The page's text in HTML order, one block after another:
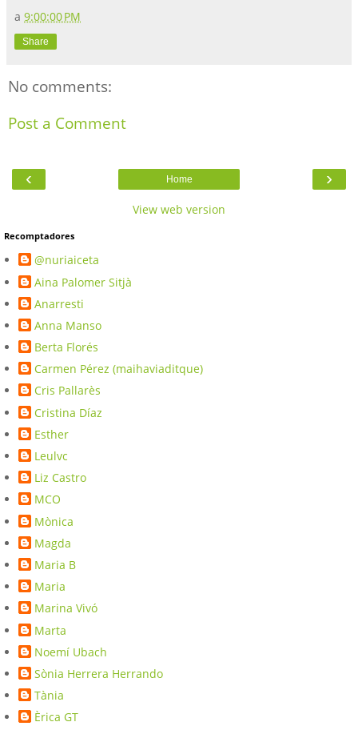
a 9:00:00 PM
Share
No comments:
Post a Comment
‹ ›
Home
View web version
Recomptadores
@nuriaiceta
Aina Palomer Sitjà
Anarresti
Anna Manso
Berta Florés
Carmen Pérez (maihaviaditque)
Cris Pallarès
Cristina Díaz
Esther
Leulvc
Liz Castro
MCO
Mònica
Magda
Maria B
Maria
Marina Vivó
Marta
Noemí Ubach
Sònia Herrera Herrando
Tània
Èrica GT